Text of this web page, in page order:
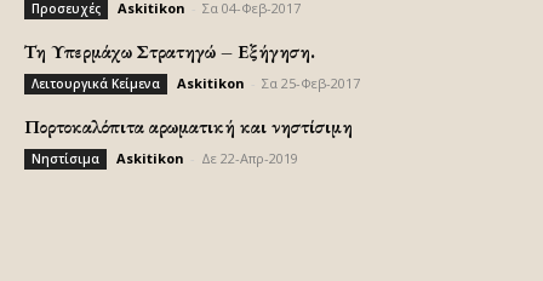
Προσευχές Askitikon Σα 04-Φεβ-2017
Τη Υπερμάχω Στρατηγώ – Εξήγηση.
Λειτουργικά Κείμενα Askitikon Σα 25-Φεβ-2017
Πορτοκαλόπιτα αρωματική και νηστίσιμη
Νηστίσιμα Askitikon Δε 22-Απρ-2019